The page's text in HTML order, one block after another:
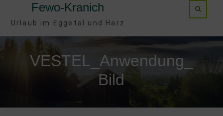
Fewo-Kranich
Urlaub im Eggetal und Harz
VESTEL_Anwendung_
Bild